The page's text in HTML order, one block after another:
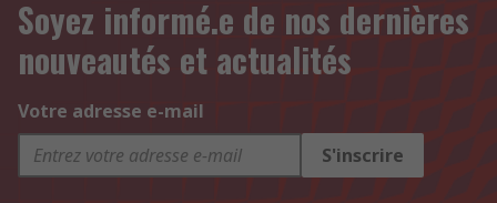
Soyez informé.e de nos dernières
nouveautés et actualités
Votre adresse e-mail
S'inscrire